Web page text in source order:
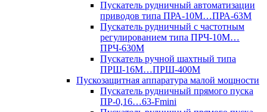
Пускатель рудничный автоматизации
приводов типа ПРА-10М…ПРА-63М
Пускатель рудничный с частотным
регулированием типа ПРЧ-10М…
ПРЧ-630М
Пускатель ручной шахтный типа
ПРШ-16М…ПРШ-400М
Пускозащитная аппаратура малой мощности
Пускатель рудничный прямого пуска
ПР-0,16…63-Fmini